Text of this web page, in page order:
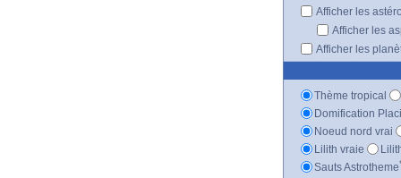
Afficher les
Afficher les
Afficher les
Thème tropical
Domification
Noeud nord vrai
Lilith vraie
Sauts Astrotheme